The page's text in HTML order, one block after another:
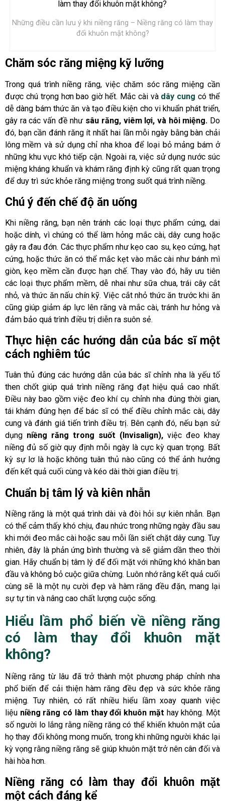
Những điều cần lưu ý khi niềng răng – Niềng răng có làm thay
đổi khuôn mặt không?
Chăm sóc răng miệng kỹ lưỡng
Trong quá trình niềng răng, việc chăm sóc răng miệng cần
được chú trọng hơn bao giờ hết. Mắc cài và dây cung có thể
dễ dàng bám thức ăn và tạo điều kiện cho vi khuẩn phát triển,
gây ra các vấn đề nhưsâu răng, viêm lợi, và hôi miệng. Do
đó, bạn cần đánh răng ít nhất hai lần mỗi ngày bằng bàn chải
lông mềm và sử dụng chỉ nha khoa để loại bỏ mảng bám ở
những khu vực khó tiếp cận. Ngoài ra, việc sử dụng nước súc
miệng kháng khuẩn và khám răng định kỳ cũng rất quan trọng
để duy trì sức khỏe răng miệng trong suốt quá trình niềng.
Chú ý đến chế độ ăn uống
Khi niềng răng, bạn nên tránh các loại thực phẩm cứng, dai
hoặc dính, vì chúng có thể làm hỏng mắc cài, dây cung hoặc
gây ra đau đớn. Các thực phẩm như kẹo cao su, kẹo cứng, hạt
cứng, hoặc thức ăn có thể mắc kẹt vào mắc cài như bánh mì
giòn, kẹo mềm cần được hạn chế. Thay vào đó, hãy ưu tiên
các loại thực phẩm mềm, dễ nhai như sữa chua, trái cây cắt
nhỏ, và thức ăn nấu chín kỹ. Việc cắt nhỏ thức ăn trước khi ăn
cũng giúp giảm áp lực lên răng và mắc cài, tránh hư hỏng và
đảm bảo quá trình điều trị diễn ra suôn sẻ.
Thực hiện các hướng dẫn của bác sĩ một
cách nghiêm túc
Tuân thủ đúng các hướng dẫn của bác sĩ chỉnh nha là yếu tố
then chốt giúp quá trình niềng răng đạt hiệu quả cao nhất.
Điều này bao gồm việc đeo khí cụ chỉnh nha đúng thời gian,
tái khám đúng hẹn để bác sĩ có thể điều chỉnh mắc cài, dây
cung và đánh giá tiến trình điều trị. Bên cạnh đó, nếu bạn sử
dụng niềng răng trong suốt (Invisalign), việc đeo khay
niềng đủ số giờ quy định mỗi ngày là cực kỳ quan trọng. Bất
kỳ sự lơ là hoặc không tuân thủ nào cũng có thể ảnh hưởng
đến kết quả cuối cùng và kéo dài thời gian điều trị.
Chuẩn bị tâm lý và kiên nhẫn
Niềng răng là một quá trình dài và đòi hỏi sự kiên nhẫn. Bạn
có thể cảm thấy khó chịu, đau nhức trong những ngày đầu sau
khi mới đeo mắc cài hoặc sau mỗi lần siết chặt dây cung. Tuy
nhiên, đây là phản ứng bình thường và sẽ giảm dần theo thời
gian. Hãy chuẩn bị tâm lý để đối mặt với những khó khăn ban
đầu và không bỏ cuộc giữa chừng. Luôn nhớ rằng kết quả cuối
cùng sẽ là một nụ cười đẹp và hàm răng đều đặn, mang lại
sự tự tin và nâng cao chất lượng cuộc sống.
Hiểu lầm phổ biến về niềng răng
có làm thay đổi khuôn mặt
không?
Niềng răng từ lâu đã trở thành một phương pháp chỉnh nha
phổ biến để cải thiện hàm răng đều đẹp và sức khỏe răng
miệng. Tuy nhiên, có rất nhiều hiểu lầm xoay quanh việc
liệu niềng răng có làm thay đổi khuôn mặt hay không. Một
số người lo lắng rằng niềng răng có thể khiến khuôn mặt của
họ thay đổi không mong muốn, trong khi những người khác lại
kỳ vọng rằng niềng răng sẽ giúp khuôn mặt trở nên cân đối và
hài hòa hơn.
Niềng răng có làm thay đổi khuôn mặt
một cách đáng kể